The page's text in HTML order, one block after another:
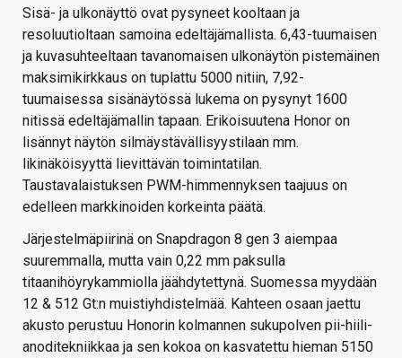
Sisä- ja ulkonäyttö ovat pysyneet kooltaan ja
resoluutioltaan samoina edeltäjämallista. 6,43-tuumaisen
ja kuvasuhteeltaan tavanomaisen ulkonäytön pistemäinen
maksimikirkkaus on tuplattu 5000 nitiin, 7,92-
tuumaisessa sisänäytössä lukema on pysynyt 1600
nitissä edeltäjämallin tapaan. Erikoisuutena Honor on
lisännyt näytön silmäystävällisyystilaan mm.
likinäköisyyttä lievittävän toimintatilan.
Taustavalaistuksen PWM-himmennyksen taajuus on
edelleen markkinoiden korkeinta päätä.
Järjestelmäpiirinä on Snapdragon 8 gen 3 aiempaa
suuremmalla, mutta vain 0,22 mm paksulla
titaanihöyrykammiolla jäähdytettynä. Suomessa myydään
12 & 512 Gt:n muistiyhdistelmää. Kahteen osaan jaettu
akusto perustuu Honorin kolmannen sukupolven pii-hiili-
anoditekniikkaa ja sen kokoa on kasvatettu hieman 5150